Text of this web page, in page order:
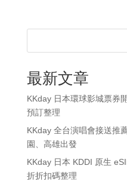
最新文章
KKday 日本環球影城票券
預訂整理
KKday 全台演唱會接送推
園、高雄出發
KKday 日本 KDDI 原生
折折扣碼整理